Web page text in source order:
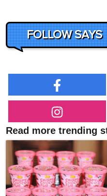
FOLLOW SAYS
Read more trending